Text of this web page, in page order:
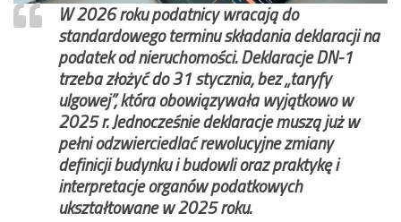
W 2026 roku podatnicy wracają do
standardowego terminu składania deklaracji na
podatek od nieruchomości. Deklaracje DN-1
trzeba złożyć do 31 stycznia, bez „taryfy
ulgowej”, która obowiązywała wyjątkowo w
2025 r. Jednocześnie deklaracje muszą już w
pełni odzwierciedlać rewolucyjne zmiany
definicji budynku i budowli oraz praktykę i
interpretacje organów podatkowych
ukształtowane w 2025 roku.